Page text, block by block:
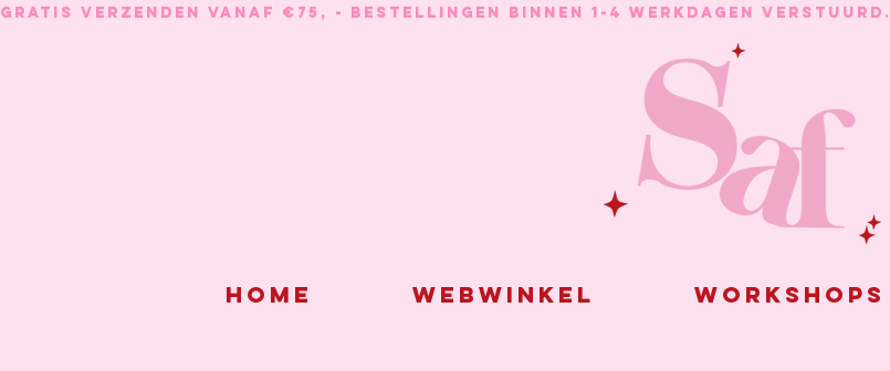
GRATIS VERZENDEN VANAF €75, - BESTELLINGEN BINNEN 1-4 WERKDAGEN VERSTUURD.
Home Webwinkel Workshops